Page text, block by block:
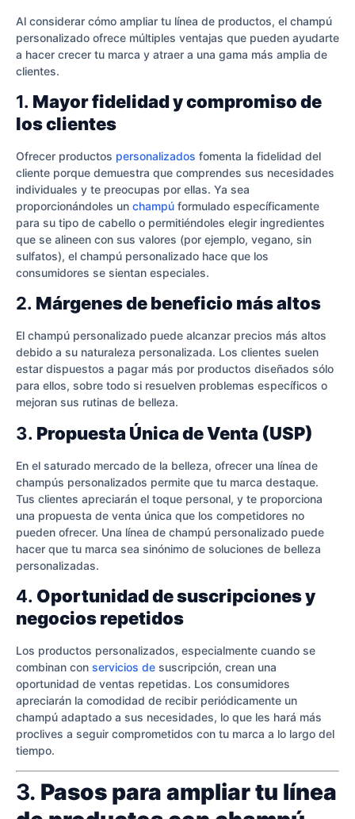
Al considerar cómo ampliar tu línea de productos, el champú
personalizado ofrece múltiples ventajas que pueden ayudarte
a hacer crecer tu marca y atraer a una gama más amplia de
clientes.
1. Mayor fidelidad y compromiso de
los clientes
Ofrecer productos personalizados fomenta la fidelidad del
cliente porque demuestra que comprendes sus necesidades
individuales y te preocupas por ellas. Ya sea
proporcionándoles un champú formulado específicamente
para su tipo de cabello o permitiéndoles elegir ingredientes
que se alineen con sus valores (por ejemplo, vegano, sin
sulfatos), el champú personalizado hace que los
consumidores se sientan especiales.
2. Márgenes de beneficio más altos
El champú personalizado puede alcanzar precios más altos
debido a su naturaleza personalizada. Los clientes suelen
estar dispuestos a pagar más por productos diseñados sólo
para ellos, sobre todo si resuelven problemas específicos o
mejoran sus rutinas de belleza.
3. Propuesta Única de Venta (USP)
En el saturado mercado de la belleza, ofrecer una línea de
champús personalizados permite que tu marca destaque.
Tus clientes apreciarán el toque personal, y te proporciona
una propuesta de venta única que los competidores no
pueden ofrecer. Una línea de champú personalizado puede
hacer que tu marca sea sinónimo de soluciones de belleza
personalizadas.
4. Oportunidad de suscripciones y
negocios repetidos
Los productos personalizados, especialmente cuando se
combinan con servicios de suscripción, crean una
oportunidad de ventas repetidas. Los consumidores
apreciarán la comodidad de recibir periódicamente un
champú adaptado a sus necesidades, lo que les hará más
proclives a seguir comprometidos con tu marca a lo largo del
tiempo.
3. Pasos para ampliar tu línea